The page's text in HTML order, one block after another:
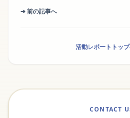
➔ 前の記事へ
活動レポートトッ
CONTACT